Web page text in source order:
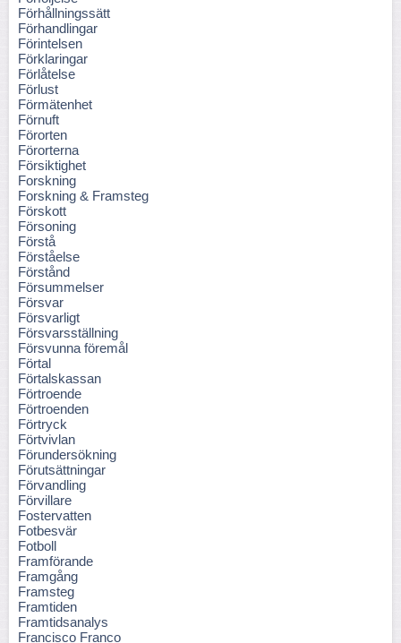
Förhållningssätt
Förhandlingar
Förintelsen
Förklaringar
Förlåtelse
Förlust
Förmätenhet
Förnuft
Förorten
Förorterna
Försiktighet
Forskning
Forskning & Framsteg
Förskott
Försoning
Förstå
Förståelse
Förstånd
Försummelser
Försvar
Försvarligt
Försvarsställning
Försvunna föremål
Förtal
Förtalskassan
Förtroende
Förtroenden
Förtryck
Förtvivlan
Förundersökning
Förutsättningar
Förvandling
Förvillare
Fostervatten
Fotbesvär
Fotboll
Framförande
Framgång
Framsteg
Framtiden
Framtidsanalys
Francisco Franco